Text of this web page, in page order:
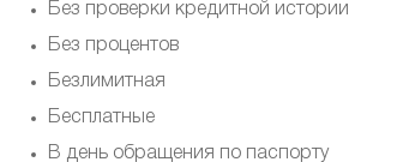
Без проверки кредитной истории
Без процентов
Безлимитная
Бесплатные
В день обращения по паспорту